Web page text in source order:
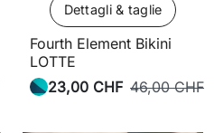
Dettagli & taglie
Fourth Element Bikini
LOTTE
23,00 CHF 46,00 CHF